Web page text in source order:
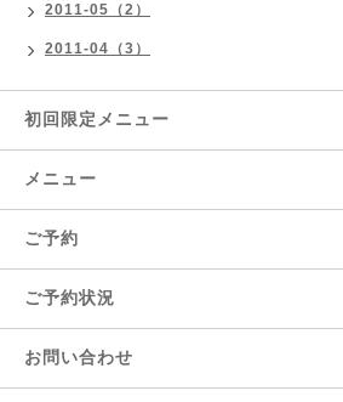
2011-05（2）
2011-04（3）
初回限定メニュー
メニュー
ご予約
ご予約状況
お問い合わせ